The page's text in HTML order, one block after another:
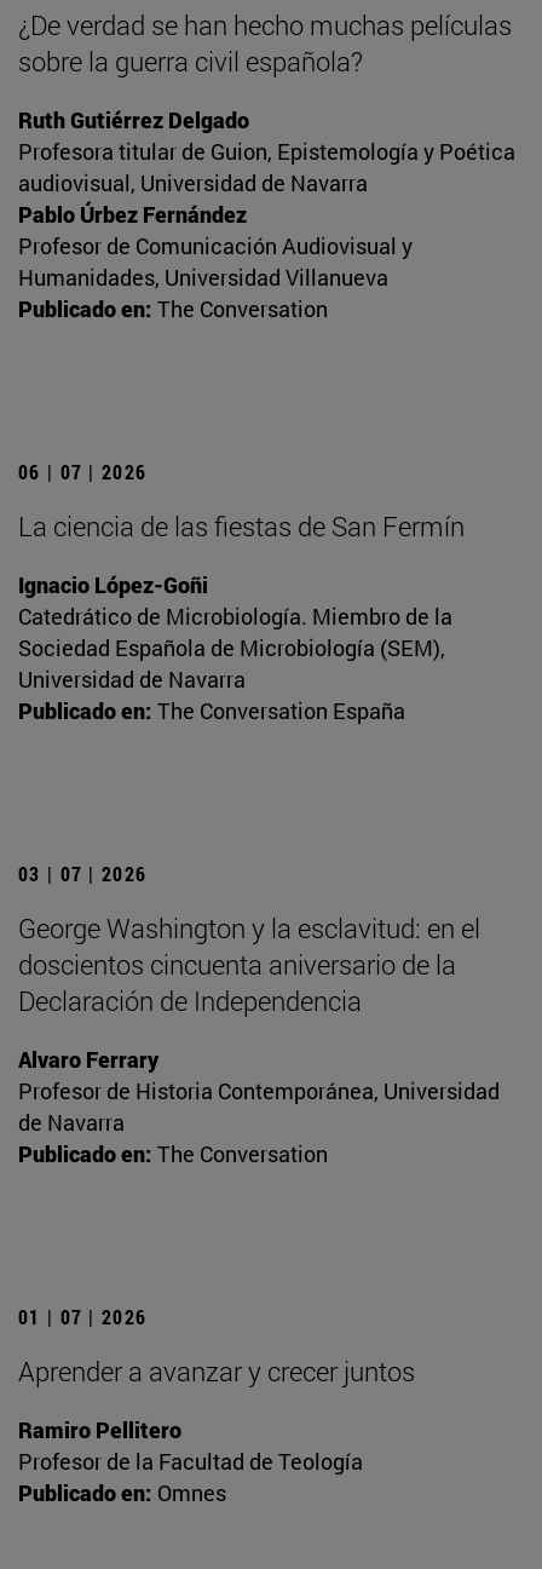
¿De verdad se han hecho muchas películas
sobre la guerra civil española?
Ruth Gutiérrez Delgado
Profesora titular de Guion, Epistemología y Poética
audiovisual, Universidad de Navarra
Pablo Úrbez Fernández
Profesor de Comunicación Audiovisual y
Humanidades, Universidad Villanueva
Publicado en: The Conversation
06 | 07 | 2026
La ciencia de las fiestas de San Fermín
Ignacio López-Goñi
Catedrático de Microbiología. Miembro de la
Sociedad Española de Microbiología (SEM),
Universidad de Navarra
Publicado en: The Conversation España
03 | 07 | 2026
George Washington y la esclavitud: en el
doscientos cincuenta aniversario de la
Declaración de Independencia
Alvaro Ferrary
Profesor de Historia Contemporánea, Universidad
de Navarra
Publicado en: The Conversation
01 | 07 | 2026
Aprender a avanzar y crecer juntos
Ramiro Pellitero
Profesor de la Facultad de Teología
Publicado en: Omnes